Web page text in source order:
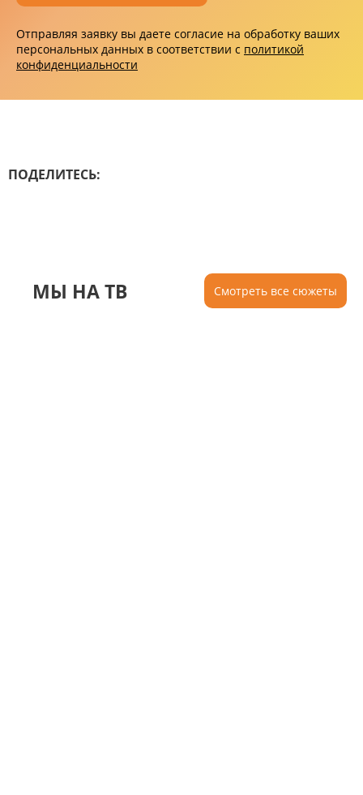
Отправляя заявку вы даете согласие на обработку ваших
персональных данных в соответствии с политикой
конфиденциальности
ПОДЕЛИТЕСЬ:
МЫ НА ТВ Смотреть все сюжеты